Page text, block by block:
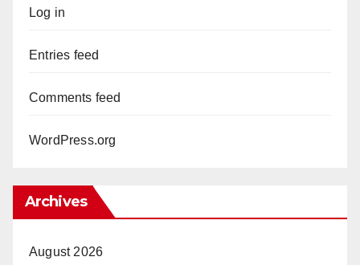
Log in
Entries feed
Comments feed
WordPress.org
Archives
August 2026